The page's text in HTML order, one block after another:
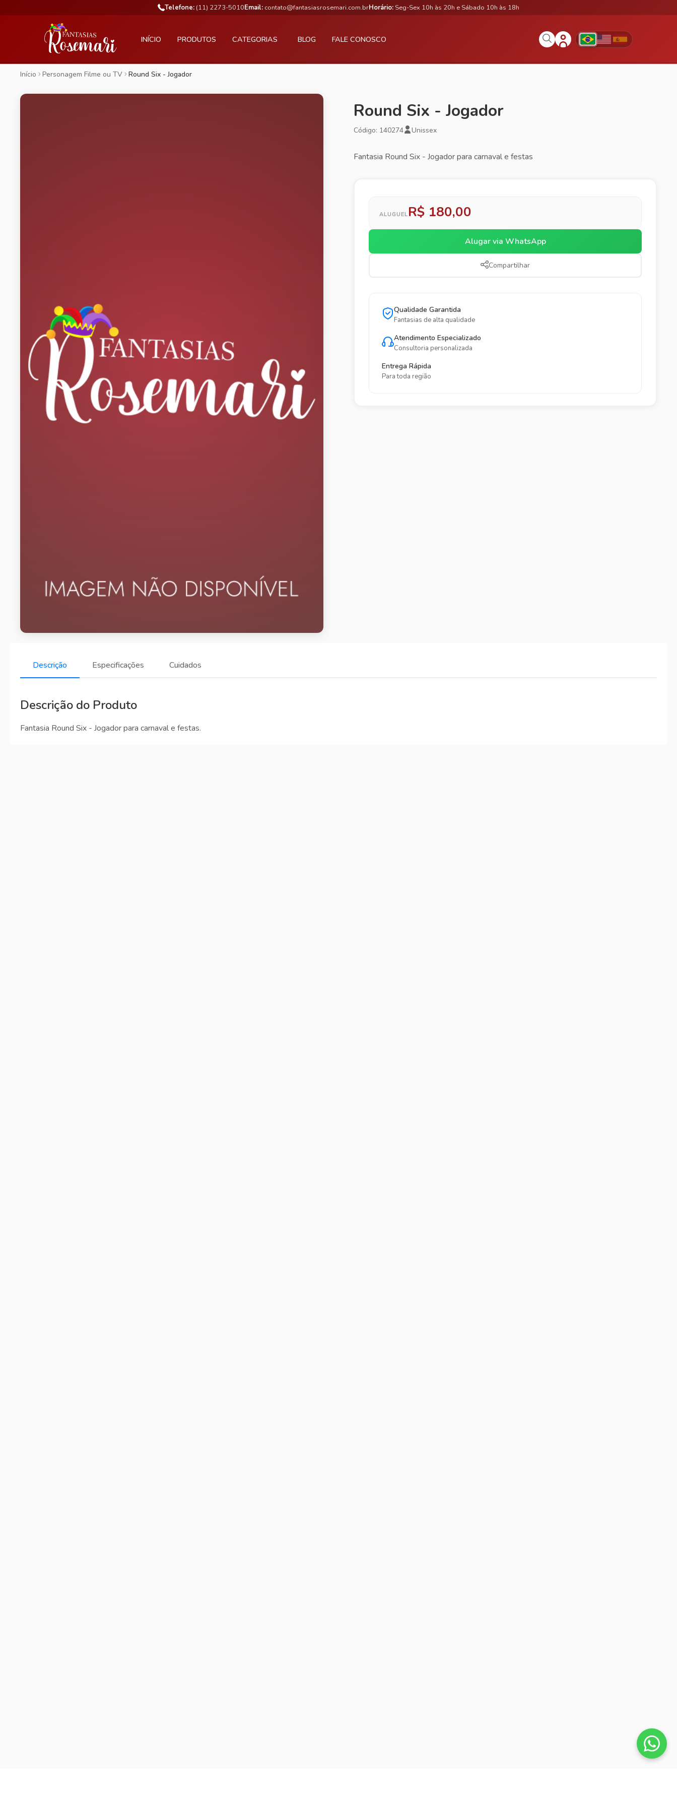
Telefone: (11) 2273-5010Email: contato@fantasiasrosemari.com.brHorário: Seg-Sex 10h às 20h e Sábado 10h às 18h
INÍCIO PRODUTOS CATEGORIAS BLOG FALE CONOSCO
Início Personagem Filme ou TV Round Six - Jogador
Round Six - Jogador
Código: 140274 Unissex
Fantasia Round Six - Jogador para carnaval e festas
ALUGUEL R$ 180,00
Alugar via WhatsApp
Compartilhar
Qualidade Garantida
Fantasias de alta qualidade
Atendimento Especializado
Consultoria personalizada
Entrega Rápida
Para toda região
Descrição Especificações Cuidados
Descrição do Produto
Fantasia Round Six - Jogador para carnaval e festas.